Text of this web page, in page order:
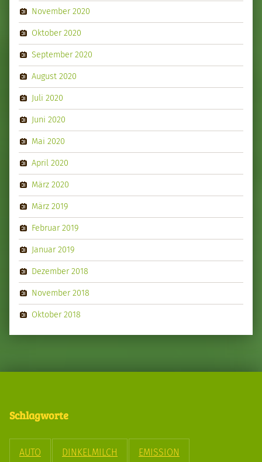
November 2020
Oktober 2020
September 2020
August 2020
Juli 2020
Juni 2020
Mai 2020
April 2020
März 2020
März 2019
Februar 2019
Januar 2019
Dezember 2018
November 2018
Oktober 2018
Schlagworte
AUTO DINKELMILCH EMISSION